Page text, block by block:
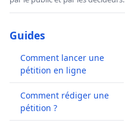
Guides
Comment lancer une
pétition en ligne
Comment rédiger une
pétition ?